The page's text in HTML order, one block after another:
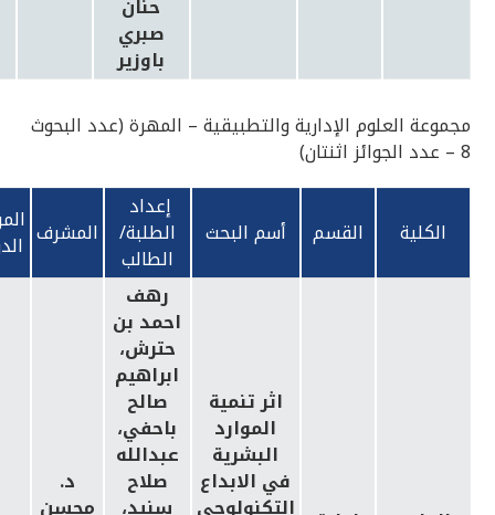
حنان
صبري
باوزير
مجموعة العلوم الإدارية والتطبيقية – المهرة (عدد البحوث
8 – عدد الجوائز اثنتان)
الكلية القسم أسم البحث
إعداد
الطلبة/
الطالب
المشرف
اثر تنمية
الموارد
البشرية
في الابداع
رهف
احمد بن
حترش،
ابراهيم
صالح
باحفي،
عبدالله
صلاح د.